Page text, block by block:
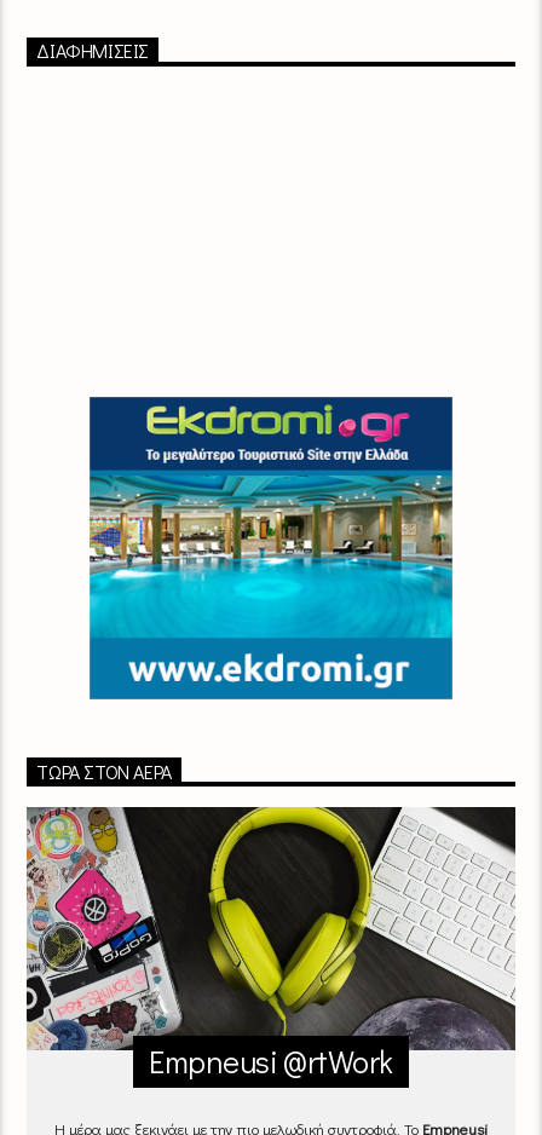
ΔΙΑΦΗΜΙΣΕΙΣ
ΤΏΡΑ ΣΤΟΝ ΑΈΡΑ
Empneusi @rtWork
Η μέρα μας ξεκινάει με την πιο μελωδική συντροφιά. Το Empneusi